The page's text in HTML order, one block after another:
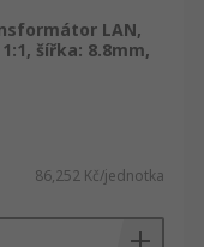
LAN,
šířka: 8.8mm,
86,252 Kč/jednotka